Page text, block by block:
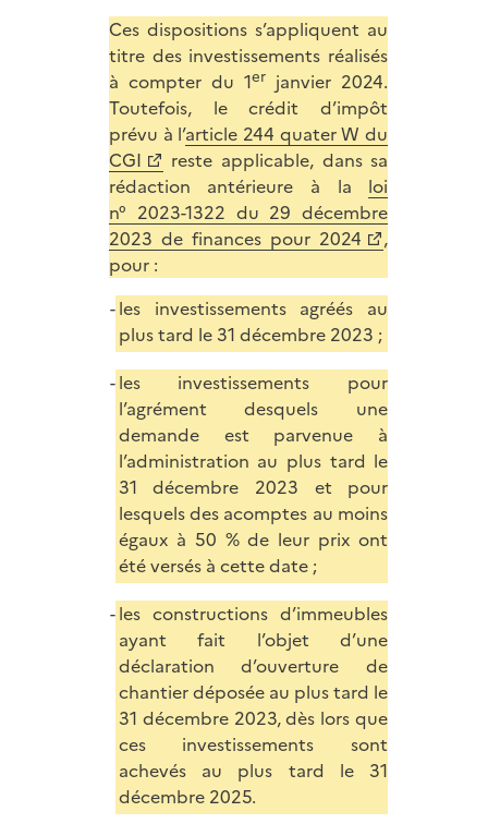
Ces dispositions s’appliquent au
titre des investissements réalisés
à compter du 1er janvier 2024.
Toutefois, le crédit d’impôt
prévu à l’article 244 quater W du
CGI
reste applicable, dans sa
rédaction antérieure à la
loi
n° 2023-1322 du 29 décembre
2023 de finances pour 2024
,
pour :
les investissements agréés au
plus tard le 31 décembre 2023 ;
les investissements pour
l’agrément desquels une
demande est parvenue à
l’administration au plus tard le
31 décembre 2023 et pour
lesquels des acomptes au moins
égaux à 50 % de leur prix ont
été versés à cette date ;
les constructions d’immeubles
ayant fait l’objet d’une
déclaration d’ouverture de
chantier déposée au plus tard le
31 décembre 2023, dès lors que
ces investissements sont
achevés au plus tard le 31
décembre 2025.